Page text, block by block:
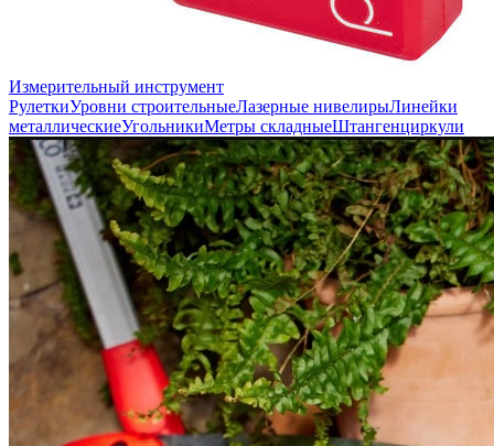
Измерительный инструмент
РулеткиУровни строительныеЛазерные нивелирыЛинейки
металлическиеУгольникиМетры складныеШтангенциркули